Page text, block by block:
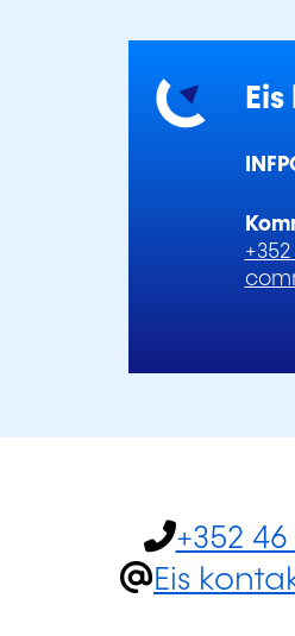
+352
+352 46
Eis